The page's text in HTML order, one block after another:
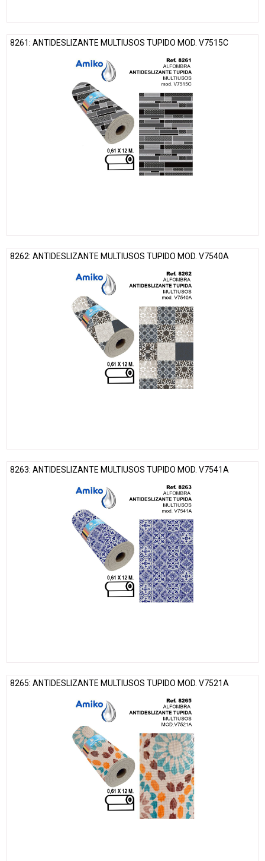
8261: ANTIDESLIZANTE MULTIUSOS TUPIDO MOD. V7515C
8262: ANTIDESLIZANTE MULTIUSOS TUPIDO MOD. V7540A
8263: ANTIDESLIZANTE MULTIUSOS TUPIDO MOD. V7541A
8265: ANTIDESLIZANTE MULTIUSOS TUPIDO MOD. V7521A